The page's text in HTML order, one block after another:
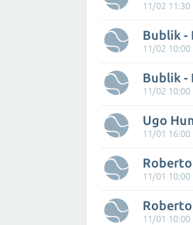
11/02 11:30
Bublik -
11/02 10:00
Bublik -
11/02 10:00
Ugo
11/01 16:00
11/01 10:00
11/01 10:00